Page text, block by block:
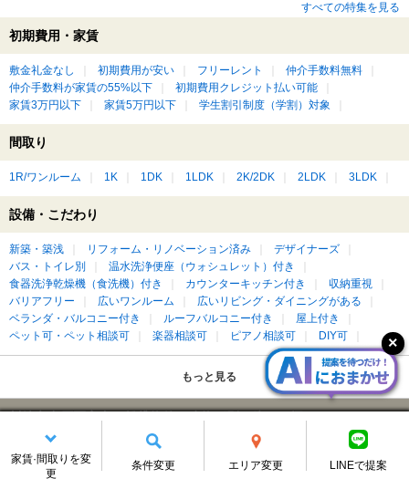
家賃·間取りを変
更
条件変更 エリア変更 LINEで提案
すべての特集を見る
初期費用・家賃
敷金礼金なし 初期費用が安い フリーレント
仲介手数料無料
仲介手数料が家賃の55%以下
初期費用クレジット払い可能
家賃3万円以下
家賃5万円以下 学生割引制度（学割）対象
間取り
1R/ワンルーム 1K 1DK 1LDK 2K/2DK 2LDK 3LDK
設備・こだわり
新築・築浅 リフォーム・リノベーション済み
デザイナーズ
バス・トイレ別
温水洗浄便座（ウォシュレット）付き
食器洗浄乾燥機（食洗機）付き
カウンターキッチン付き
収納重視
バリアフリー
広いワンルーム
広いリビング・ダイニングがある
ベランダ・バルコニー付き
ルーフバルコニー付き
屋上付き
ペット可・ペット相談可
楽器相談可 ピアノ相談可 DIY可
もっと見る
川崎市中原区宮内の賃貸物件を建物種別に絞って探す
アパート